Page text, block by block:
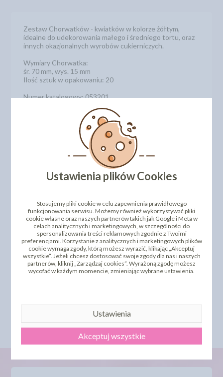
Zestaw Chorwatków - kwiatków w kolorze żółtym,
idealne do udekorowania małego i średniego tortu, oraz
innych okazjonalnych wyrobów cukierniczych.
Wymiary Chorwatka:
śr. 70 mm, wys. 15 mm
Ilość sztuk w opakowaniu: 20
Numer katalogowy: 053201
DODAJ SWOJĄ OPINIĘ
PRODUKTY PODOBNE
INNI KLIENCI KUPILI TEŻ
RÓŻA 7-KA CZERWONA
LISTEK MAX ZIELONY
Ustawienia plików Cookies
Stosujemy pliki cookie w celu zapewnienia prawidłowego
funkcjonowania serwisu. Możemy również wykorzystywać pliki
cookie własne oraz naszych partnerów takich jak Google i Meta w
celach analitycznych i marketingowych, w szczególności do
spersonalizowania treści reklamowych zgodnie z Twoimi
preferencjami. Korzystanie z analitycznych i marketingowych plików
cookie wymaga zgody, którą możesz wyrazić, klikając „Akceptuj
wszystkie”. Jeżeli chcesz dostosować swoje zgody dla nas i naszych
partnerów, kliknij „Zarządzaj cookies”. Wyrażoną zgodę możesz
wycofać w każdym momencie, zmieniając wybrane ustawienia.
Ustawienia
Akceptuj wszystkie